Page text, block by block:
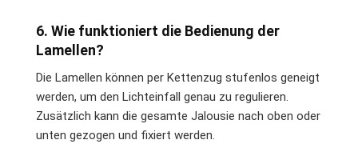
6. Wie funktioniert die Bedienung der
Lamellen?
Die Lamellen können per Kettenzug stufenlos geneigt
werden, um den Lichteinfall genau zu regulieren.
Zusätzlich kann die gesamte Jalousie nach oben oder
unten gezogen und fixiert werden.